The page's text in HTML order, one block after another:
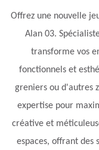
Offrez une nouvelle
Alan 03.
transforme vos
fonctionnels et
greniers ou d'autres
expertise pour
créative et
espaces, offrant des